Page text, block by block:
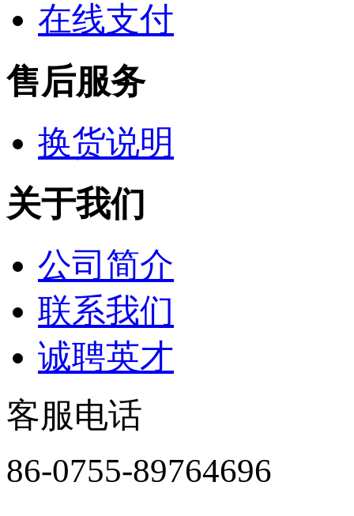
在线支付
售后服务
换货说明
关于我们
公司简介
联系我们
诚聘英才
客服电话
86-0755-89764696